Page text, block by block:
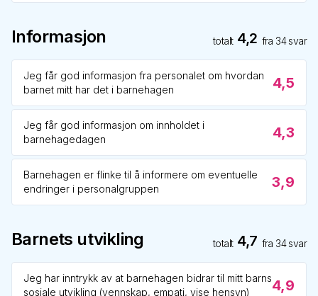
Informasjon totalt 4,2 fra 34svar
Jeg får god informasjon fra personalet om hvordan
barnet mitt har det i barnehagen
4,5
Jeg får god informasjon om innholdet i
barnehagedagen
4,3
Barnehagen er flinke til å informere om eventuelle
endringer i personalgruppen
3,9
Barnets utvikling totalt 4,7 fra 34svar
Jeg har inntrykk av at barnehagen bidrar til mitt barns
sosiale utvikling (vennskap, empati, vise hensyn)
4,9